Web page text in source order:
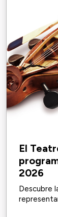
El
2026
Descubre